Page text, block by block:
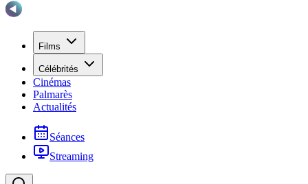
Films
Célébrités
Cinémas
Palmarès
Actualités
Séances
Streaming